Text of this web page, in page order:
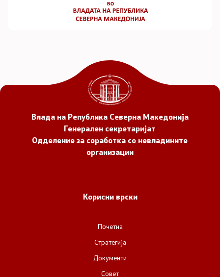
Влада на Република Северна Македонија
Генерален секретаријат
Одделение за соработка со невладините
организации
Корисни врски
Почетна
Стратегија
Документи
Совет